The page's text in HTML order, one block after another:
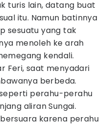
turis lain, datang buat
itu. Namun batinnya
sesuatu yang tak
menoleh ke arah
kendali.
Feri, saat menyadari
berbeda.
perahu-perahu
aliran Sungai.
karena perahu